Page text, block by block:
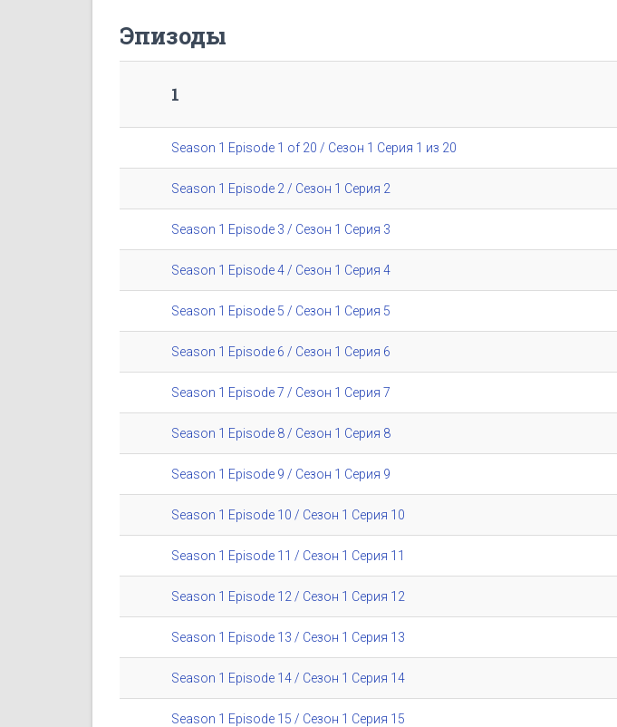
Эпизоды
1
Season 1 Episode 1 of 20 / Сезон 1 Серия 1 из 20
Season 1 Episode 2 / Сезон 1 Серия 2
Season 1 Episode 3 / Сезон 1 Серия 3
Season 1 Episode 4 / Сезон 1 Серия 4
Season 1 Episode 5 / Сезон 1 Серия 5
Season 1 Episode 6 / Сезон 1 Серия 6
Season 1 Episode 7 / Сезон 1 Серия 7
Season 1 Episode 8 / Сезон 1 Серия 8
Season 1 Episode 9 / Сезон 1 Серия 9
Season 1 Episode 10 / Сезон 1 Серия 10
Season 1 Episode 11 / Сезон 1 Серия 11
Season 1 Episode 12 / Сезон 1 Серия 12
Season 1 Episode 13 / Сезон 1 Серия 13
Season 1 Episode 14 / Сезон 1 Серия 14
Season 1 Episode 15 / Сезон 1 Серия 15